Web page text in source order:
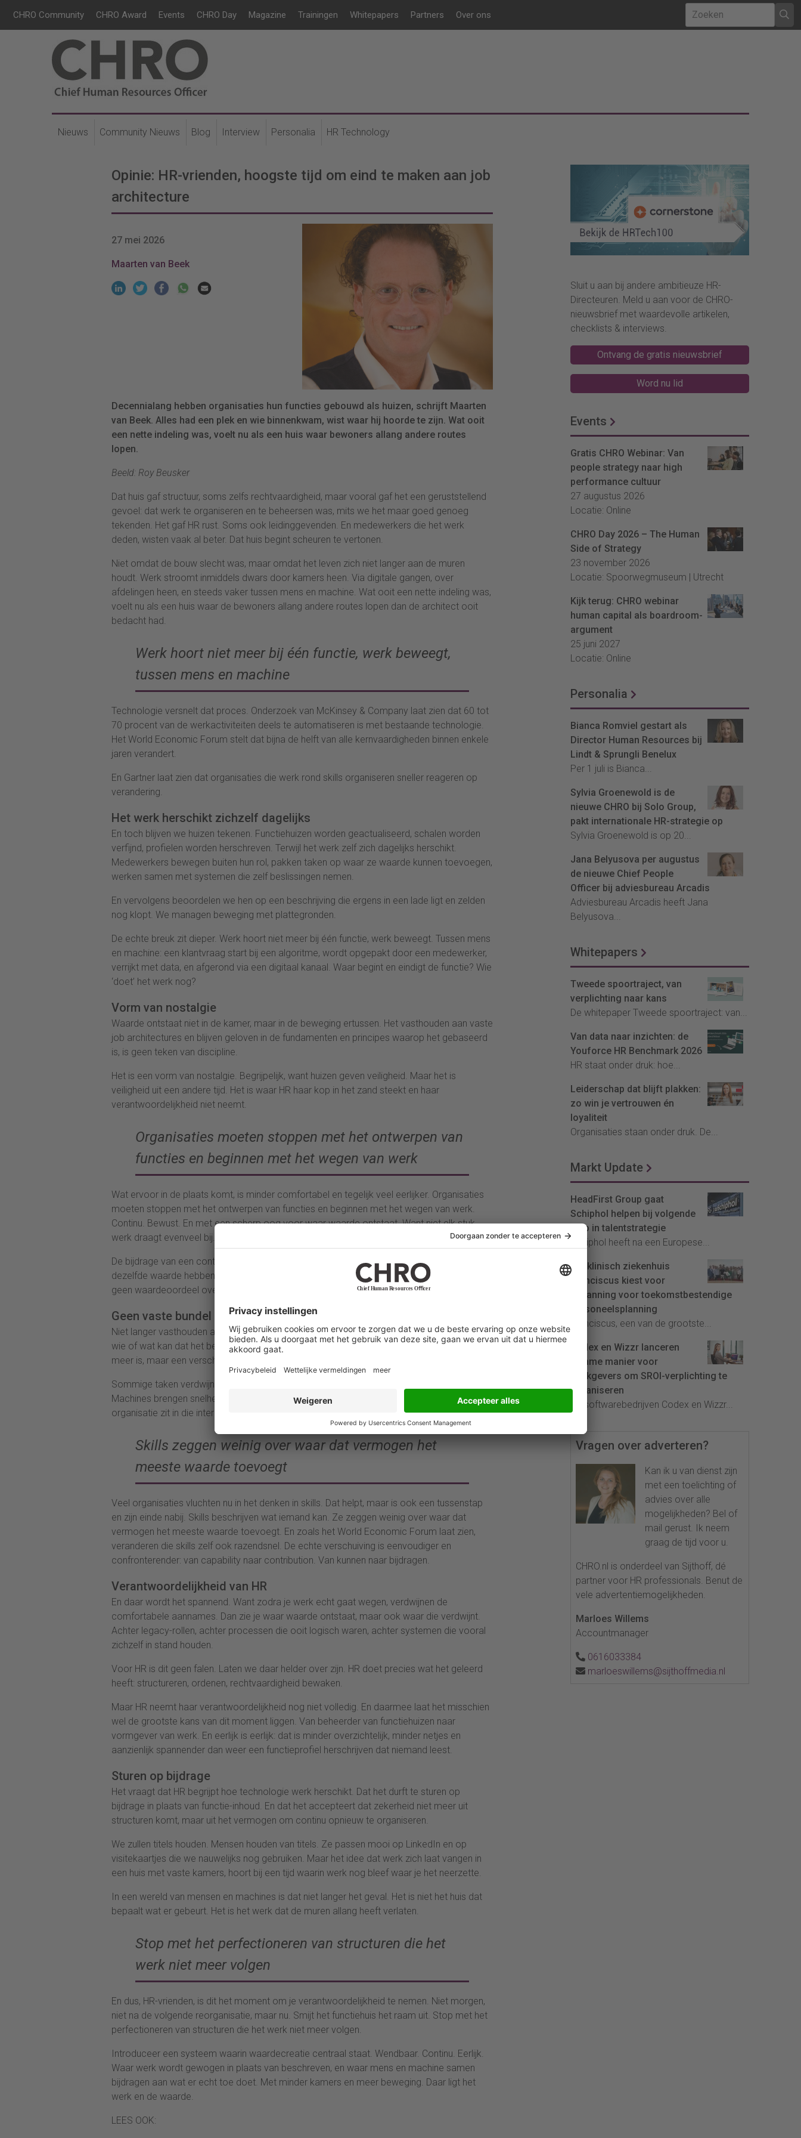
CHRO Community CHRO Award Events CHRO Day Magazine Trainingen Whitepapers Partners Over ons
Nieuws Community Nieuws Blog Interview Personalia HR Technology
Opinie: HR-vrienden, hoogste tijd om eind te maken aan job
architecture
27 mei 2026
Maarten van Beek
Decennialang hebben organisaties hun functies gebouwd als huizen, schrijft Maarten
van Beek. Alles had een plek en wie binnenkwam, wist waar hij hoorde te zijn. Wat ooit
een nette indeling was, voelt nu als een huis waar bewoners allang andere routes
lopen.
Beeld: Roy Beusker
Dat huis gaf structuur, soms zelfs rechtvaardigheid, maar vooral gaf het een geruststellend
gevoel: dat werk te organiseren en te beheersen was, mits we het maar goed genoeg
tekenden. Het gaf HR rust. Soms ook leidinggevenden. En medewerkers die het werk
deden, wisten vaak al beter. Dat huis begint scheuren te vertonen.
Niet omdat de bouw slecht was, maar omdat het leven zich niet langer aan de muren
houdt. Werk stroomt inmiddels dwars door kamers heen. Via digitale gangen, over
afdelingen heen, en steeds vaker tussen mens en machine. Wat ooit een nette indeling was,
voelt nu als een huis waar de bewoners allang andere routes lopen dan de architect ooit
bedacht had.
Werk hoort niet meer bij één functie, werk beweegt,
tussen mens en machine
Technologie versnelt dat proces. Onderzoek van McKinsey & Company laat zien dat 60 tot
70 procent van de werkactiviteiten deels te automatiseren is met bestaande technologie.
Het World Economic Forum stelt dat bijna de helft van alle kernvaardigheden binnen enkele
jaren verandert.
En Gartner laat zien dat organisaties die werk rond skills organiseren sneller reageren op
verandering.
Het werk herschikt zichzelf dagelijks
En toch blijven we huizen tekenen. Functiehuizen worden geactualiseerd, schalen worden
verfijnd, profielen worden herschreven. Terwijl het werk zelf zich dagelijks herschikt.
Medewerkers bewegen buiten hun rol, pakken taken op waar ze waarde kunnen toevoegen,
werken samen met systemen die zelf beslissingen nemen.
En vervolgens beoordelen we hen op een beschrijving die ergens in een lade ligt en zelden
nog klopt. We managen beweging met plattegronden.
De echte breuk zit dieper. Werk hoort niet meer bij één functie, werk beweegt. Tussen mens
en machine: een klantvraag start bij een algoritme, wordt opgepakt door een medewerker,
verrijkt met data, en afgerond via een digitaal kanaal. Waar begint en eindigt de functie? Wie
‘doet’ het werk nog?
Vorm van nostalgie
Waarde ontstaat niet in de kamer, maar in de beweging ertussen. Het vasthouden aan vaste
job architectures en blijven geloven in de fundamenten en principes waarop het gebaseerd
is, is geen teken van discipline.
Het is een vorm van nostalgie. Begrijpelijk, want huizen geven veiligheid. Maar het is
veiligheid uit een andere tijd. Het is waar HR haar kop in het zand steekt en haar
verantwoordelijkheid niet neemt.
Organisaties moeten stoppen met het ontwerpen van
functies en beginnen met het wegen van werk
Wat ervoor in de plaats komt, is minder comfortabel en tegelijk veel eerlijker. Organisaties
moeten stoppen met het ontwerpen van functies en beginnen met het wegen van werk.
Continu. Bewust. En met een scherp oog voor waar waarde ontstaat. Want niet elk stuk
werk draagt evenveel bij.
De bijdrage van een controller, woordvoerder, salesmedewerker of HRBP zal niet altijd
dezelfde waarde hebben — en soms simpelweg minder dan het jaar ervoor. Dat erkennen is
geen waardeoordeel over mensen, maar een voorwaarde om eerlijk naar werk te kijken.
Geen vaste bundel van taken meer
Niet langer vasthouden aan de vraag: wat is deze rol? Maar: welk werk doet er nu toe, en
wie of wat kan dat het beste doen? Dat betekent dat werk geen vaste bundel van taken
meer is, maar een verschuivend portfolio van bijdragen.
Sommige taken verdwijnen in automatisering, andere vragen juist meer menselijkheid.
Machines brengen snelheid en schaal, mensen brengen oordeel en betekenis. De echte
organisatie zit in die interactie.
Skills zeggen weinig over waar dat vermogen het
meeste waarde toevoegt
Veel organisaties vluchten nu in het denken in skills. Dat helpt, maar is ook een tussenstap
en zijn einde nabij. Skills beschrijven wat iemand kan. Ze zeggen weinig over waar dat
vermogen het meeste waarde toevoegt. En zoals het World Economic Forum laat zien,
veranderen die skills zelf ook razendsnel. De echte verschuiving is eenvoudiger en
confronterender: van capability naar contribution. Van kunnen naar bijdragen.
Verantwoordelijkheid van HR
En daar wordt het spannend. Want zodra je werk echt gaat wegen, verdwijnen de
comfortabele aannames. Dan zie je waar waarde ontstaat, maar ook waar die verdwijnt.
Achter legacy-rollen, achter processen die ooit logisch waren, achter systemen die vooral
zichzelf in stand houden.
Voor HR is dit geen falen. Laten we daar helder over zijn. HR doet precies wat het geleerd
heeft: structureren, ordenen, rechtvaardigheid bewaken.
Maar HR neemt haar verantwoordelijkheid nog niet volledig. En daarmee laat het misschien
wel de grootste kans van dit moment liggen. Van beheerder van functiehuizen naar
vormgever van werk. En eerlijk is eerlijk: dat is minder overzichtelijk, minder netjes en
aanzienlijk spannender dan weer een functieprofiel herschrijven dat niemand leest.
Sturen op bijdrage
Het vraagt dat HR begrijpt hoe technologie werk herschikt. Dat het durft te sturen op
bijdrage in plaats van functie-inhoud. En dat het accepteert dat zekerheid niet meer uit
structuren komt, maar uit het vermogen om continu opnieuw te organiseren.
We zullen titels houden. Mensen houden van titels. Ze passen mooi op LinkedIn en op
visitekaartjes die we nauwelijks nog gebruiken. Maar het idee dat werk zich laat vangen in
een huis met vaste kamers, hoort bij een tijd waarin werk nog bleef waar je het neerzette.
In een wereld van mensen en machines is dat niet langer het geval. Het is niet het huis dat
bepaalt wat er gebeurt. Het is het werk dat de muren allang heeft verlaten.
Stop met het perfectioneren van structuren die het
werk niet meer volgen
En dus, HR-vrienden, is dit het moment om je verantwoordelijkheid te nemen. Niet morgen,
niet na de volgende reorganisatie, maar nu. Smijt het functiehuis het raam uit. Stop met het
perfectioneren van structuren die het werk niet meer volgen.
Introduceer een systeem waarin waardecreatie centraal staat. Wendbaar. Continu. Eerlijk.
Waar werk wordt gewogen in plaats van beschreven, en waar mens en machine samen
bijdragen aan wat er echt toe doet. Met minder kamers en meer beweging. Daar ligt het
werk en de waarde.
LEES OOK:
Sluit u aan bij andere ambitieuze HR-
Directeuren. Meld u aan voor de CHRO-
nieuwsbrief met waardevolle artikelen,
checklists & interviews.
Ontvang de gratis nieuwsbrief
Word nu lid
Events
Gratis CHRO Webinar: Van
people strategy naar high
performance cultuur
27 augustus 2026
Locatie: Online
CHRO Day 2026 – The Human
Side of Strategy
23 november 2026
Locatie: Spoorwegmuseum | Utrecht
Kijk terug: CHRO webinar
human capital als boardroom-
argument
25 juni 2027
Locatie: Online
Personalia
Bianca Romviel gestart als
Director Human Resources bij
Lindt & Sprungli Benelux
Per 1 juli is Bianca...
Sylvia Groenewold is de
nieuwe CHRO bij Solo Group,
pakt internationale HR-strategie op
Sylvia Groenewold is op 20...
Jana Belyusova per augustus
de nieuwe Chief People
Officer bij adviesbureau Arcadis
Adviesbureau Arcadis heeft Jana
Belyusova...
Whitepapers
Tweede spoortraject, van
verplichting naar kans
De whitepaper Tweede spoortraject: van...
Van data naar inzichten: de
Youforce HR Benchmark 2026
HR staat onder druk: hoe...
Leiderschap dat blijft plakken:
zo win je vertrouwen én
loyaliteit
Organisaties staan onder druk. De...
Markt Update
HeadFirst Group gaat
Schiphol helpen bij volgende
stap in talentstrategie
Schiphol heeft na een Europese...
Topklinisch ziekenhuis
Franciscus kiest voor
InPlanning voor toekomstbestendige
personeelsplanning
Franciscus, een van de grootste...
Codex en Wizzr lanceren
slimme manier voor
werkgevers om SROI-verplichting te
organiseren
De softwarebedrijven Codex en Wizzr...
Vragen over adverteren?
Kan ik u van dienst zijn
met een toelichting of
advies over alle
mogelijkheden? Bel of
mail gerust. Ik neem
graag de tijd voor u.
CHRO.nl is onderdeel van Sijthoff, dé
partner voor HR professionals. Benut de
vele advertentiemogelijkheden.
Marloes Willems
Accountmanager
0616033384
marloeswillems@sijthoffmedia.nl